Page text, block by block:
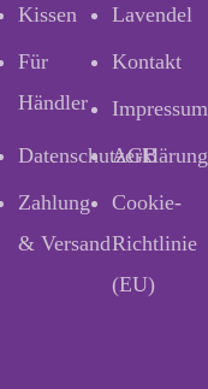
Kissen
Lavendel
Für
Händler
Kontakt
Impressum
Datenschutzerklärung
AGB
Zahlung
& Versand
Cookie-
Richtlinie
(EU)